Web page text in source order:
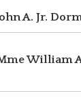
A. Jr.
William